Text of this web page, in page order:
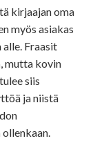
kirjaajan oma
myös asiakas
alle. Fraasit
mutta kovin
siis
ja niistä